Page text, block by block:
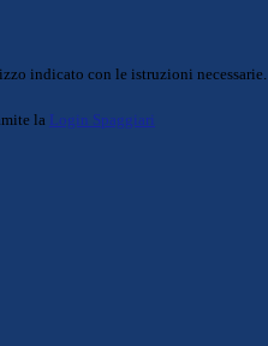
indicato con le istruzioni necessarie.
la Login Spaggiari